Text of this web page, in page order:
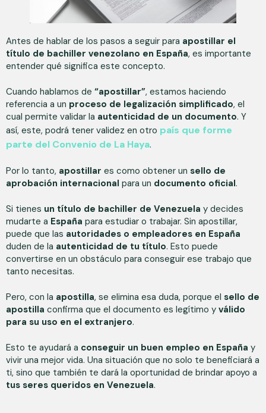
Antes de hablar de los pasos a seguir para apostillar el
título de bachiller venezolano en España, es importante
entender qué significa este concepto.
Cuando hablamos de “apostillar”, estamos haciendo
referencia a un proceso de legalización simplificado, el
cual permite validar la autenticidad de un documento. Y
así, este, podrá tener validez en otro país que forme
parte del Convenio de La Haya.
Por lo tanto, apostillar es como obtener un sello de
aprobación internacional para un documento oficial.
Si tienes un título de bachiller de Venezuela y decides
mudarte a España para estudiar o trabajar. Sin apostillar,
puede que las autoridades o empleadores en España
duden de la autenticidad de tu título. Esto puede
convertirse en un obstáculo para conseguir ese trabajo que
tanto necesitas.
Pero, con la apostilla, se elimina esa duda, porque el sello de
apostilla confirma que el documento es legítimo y válido
para su uso en el extranjero.
Esto te ayudará a conseguir un buen empleo en España y
vivir una mejor vida. Una situación que no solo te beneficiará a
ti, sino que también te dará la oportunidad de brindar apoyo a
tus seres queridos en Venezuela.